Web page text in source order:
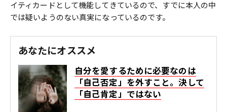
イティカードとして機能してきているので、すでに本人の中
では疑いようのない真実になっているのです。
あなたにオススメ
自分を愛するために必要なのは
「自己否定」を外すこと。決して
「自己肯定」ではない